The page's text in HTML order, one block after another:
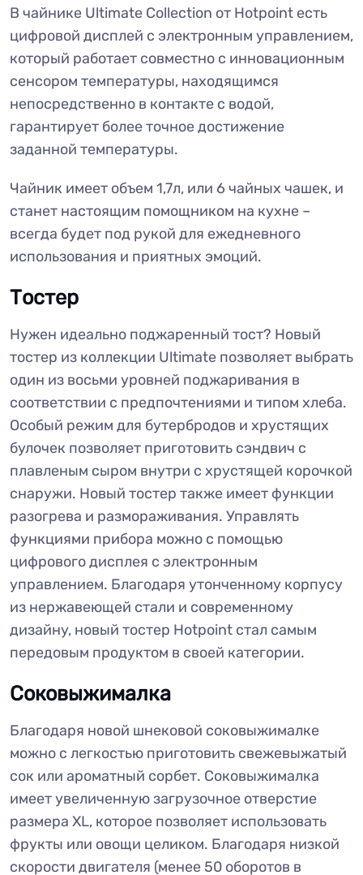
В чайнике Ultimate Collection от Hotpoint есть
цифровой дисплей с электронным управлением,
который работает совместно с инновационным
сенсором температуры, находящимся
непосредственно в контакте с водой,
гарантирует более точное достижение
заданной температуры.
Чайник имеет объем 1,7л, или 6 чайных чашек, и
станет настоящим помощником на кухне –
всегда будет под рукой для ежедневного
использования и приятных эмоций.
Тостер
Нужен идеально поджаренный тост? Новый
тостер из коллекции Ultimate позволяет выбрать
один из восьми уровней поджаривания в
соответствии с предпочтениями и типом хлеба.
Особый режим для бутербродов и хрустящих
булочек позволяет приготовить сэндвич с
плавленым сыром внутри с хрустящей корочкой
снаружи. Новый тостер также имеет функции
разогрева и размораживания. Управлять
функциями прибора можно с помощью
цифрового дисплея с электронным
управлением. Благодаря утонченному корпусу
из нержавеющей стали и современному
дизайну, новый тостер Hotpoint стал самым
передовым продуктом в своей категории.
Соковыжималка
Благодаря новой шнековой соковыжималке
можно с легкостью приготовить свежевыжатый
сок или ароматный сорбет. Соковыжималка
имеет увеличенную загрузочное отверстие
размера XL, которое позволяет использовать
фрукты или овощи целиком. Благодаря низкой
скорости двигателя (менее 50 оборотов в